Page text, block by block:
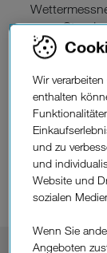
punktgenaue
Wir
enthalten
und zu
und
Website und
sozialen
Wenn Sie
Angeboten